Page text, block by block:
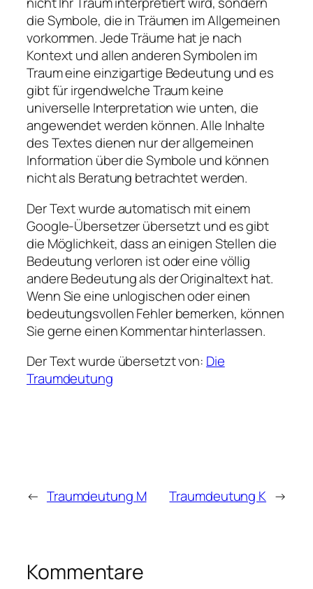
die Symbole, die in Träumen im Allgemeinen
vorkommen. Jede Träume hat je nach
Kontext und allen anderen Symbolen im
Traum eine einzigartige Bedeutung und es
gibt für irgendwelche Traum keine
universelle Interpretation wie unten, die
angewendet werden können. Alle Inhalte
des Textes dienen nur der allgemeinen
Information über die Symbole und können
nicht als Beratung betrachtet werden.
Der Text wurde automatisch mit einem
Google-Übersetzer übersetzt und es gibt
die Möglichkeit, dass an einigen Stellen die
Bedeutung verloren ist oder eine völlig
andere Bedeutung als der Originaltext hat.
Wenn Sie eine unlogischen oder einen
bedeutungsvollen Fehler bemerken, können
Sie gerne einen Kommentar hinterlassen.
Der Text wurde übersetzt von: Die
Traumdeutung
← Traumdeutung M Traumdeutung K →
Kommentare